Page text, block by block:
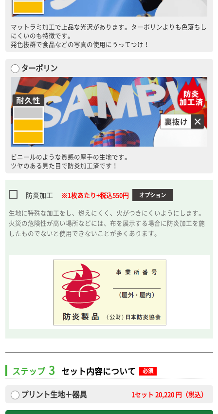
マットラミ加工で上品な光沢があります。ターポリンよりも色落ちし
にくいのも特徴です。
発色抜群で食品などの写真の使用にうってつけ！
ターポリン
ビニールのような質感の厚手の生地です。
ツヤのある見た目で防炎加工済です！
防炎加工 ※1枚あたり+税込550円 オプション
生地に特殊な加工をし、燃えにくく、火がつきにくいようにします。
火災の危険性が高い場所などには、布を展示する場合に防炎加工を施
したものでないと使用できないことが多くあります。
ステップ 3 セット内容について 必須
プリント生地＋器具 1セット20,220 円（税込）